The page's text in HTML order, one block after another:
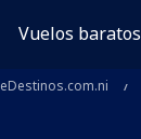
Vuelos baratos
eDestinos.com.ni